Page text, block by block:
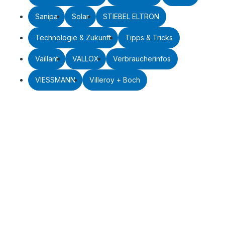
Sanipa Solar STIEBEL ELTRON
Technologie & Zukunft Tipps & Tricks
Vaillant VALLOX Verbraucherinfos
VIESSMANN Villeroy + Boch